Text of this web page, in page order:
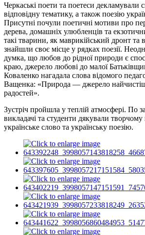
Черкаські поети та поетеси декламували
відповідну тематику, а також поезію
Присутні почули поетичні мотиви про
дерева, домашніх улюбленців та
такі тварини, як маврикійський дронт та
знайшли своє місце у рядках поезії.
думка, що любов до рідної природи є
краю, джерело любові до малої
Коваленко нагадала слова відомого
Ващенка: «Природа — джерело
радостей».
Зустріч пройшла у теплій атмосфері. По
викладачі та студенти дякували творчому
українське слово та українську поезію.